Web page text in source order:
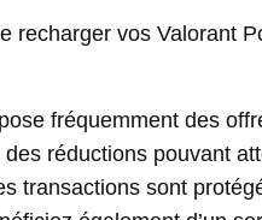
recharger vos Valorant
fréquemment des
des réductions pouvant
transactions sont